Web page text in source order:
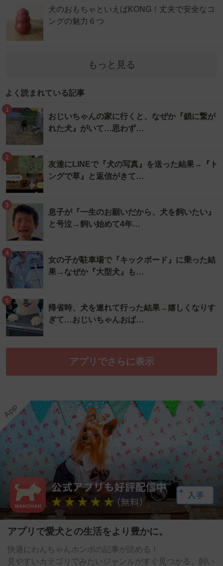
犬のおもちゃといえばKONG！丈夫で安全なコ
ングの魅力６つ
もっと見る
よく読まれている記事
1
おじいちゃんの家に行くと、なぜか『鎖に繋が
れた犬』がいて…思わず…
2
友達にLINEで『犬の写真』を送った結果→『ト
ングで草』と返信がきて…
3
息子が『一生のお願いだから、犬を飼いたい』
と号泣→飼い始めて4年…
4
女の子が駐車場で『キックボード』に乗った結
果→なぜか『大型犬』も…
5
帰省時、犬を連れて行った結果→嬉しくなりす
ぎて…おじいちゃんおば…
アプリでさらに表示
アプリで愛犬との生活をより豊かに。
快適にわんちゃんホンポの記事が読める！
見やすいカテゴリでみたいジャンルがすぐ見つかる。飼い